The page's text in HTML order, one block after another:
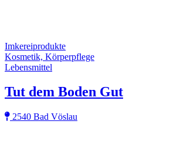
Imkereiprodukte
Kosmetik, Körperpflege
Lebensmittel
Tut dem Boden Gut
2540 Bad Vöslau